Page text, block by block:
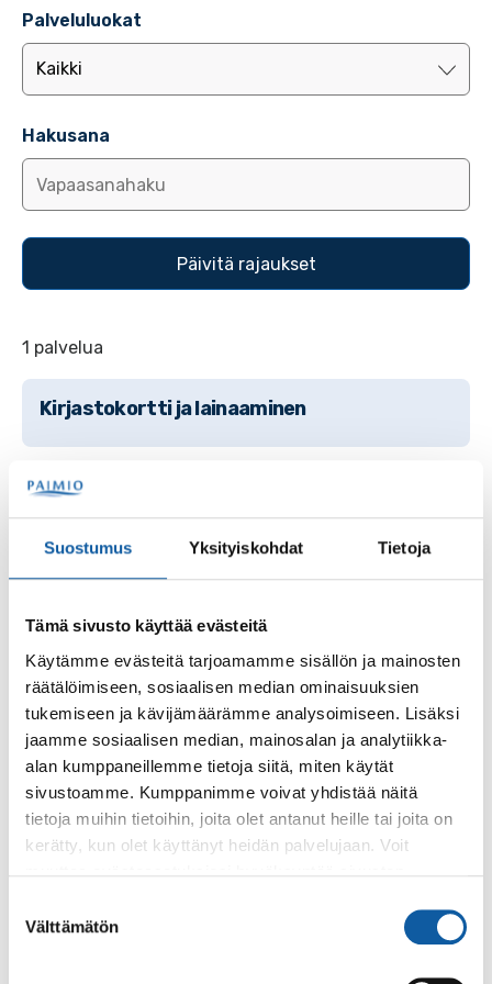
Suostumus Yksityiskohdat Tietoja
Tämä sivusto käyttää evästeitä
Käytämme evästeitä tarjoamamme sisällön ja mainosten
räätälöimiseen, sosiaalisen median ominaisuuksien
tukemiseen ja kävijämäärämme analysoimiseen. Lisäksi
jaamme sosiaalisen median, mainosalan ja analytiikka-
alan kumppaneillemme tietoja siitä, miten käytät
sivustoamme. Kumppanimme voivat yhdistää näitä
tietoja muihin tietoihin, joita olet antanut heille tai joita on
kerätty, kun olet käyttänyt heidän palvelujaan. Voit
valinta
Välttämätön
Palveluluokat
Hakusana
1 palvelua
Kirjastokortti ja lainaaminen
Palaute
Käyntiosoite: Vistantie 18
Postiosoite: PL 50, 21531 PAIMIO
Vaihde: (02) 474 511